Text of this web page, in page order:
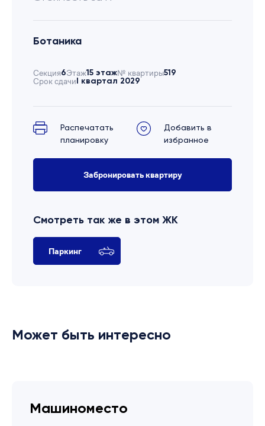
Ботаника
Секция6Этаж15 этаж№ квартиры519
Срок сдачиI квартал 2029
Распечатать
планировку
Добавить в
избранное
Забронировать квартиру
Смотреть так же в этом ЖК
Паркинг
Может быть интересно
Машиноместо